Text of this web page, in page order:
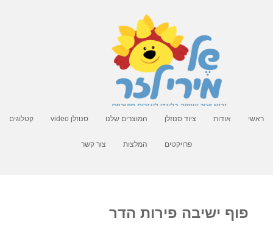
ראשי אודות ציוד סנוזלן המוצרים שלנו סנוזלן video קטלוגים
פרויקטים המלצות צור קשר
פוף ישיבה פירות הדר